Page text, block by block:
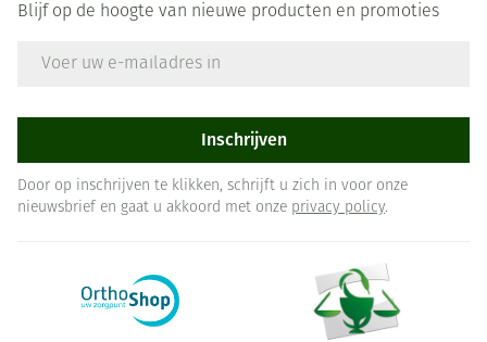
Blijf op de hoogte van nieuwe producten en promoties
Inschrijven
Door op inschrijven te klikken, schrijft u zich in voor onze
nieuwsbrief en gaat u akkoord met onze privacy policy.